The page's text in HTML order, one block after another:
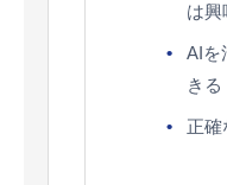
は興
AIを
きる
正確